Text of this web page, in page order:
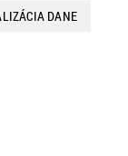
DANE